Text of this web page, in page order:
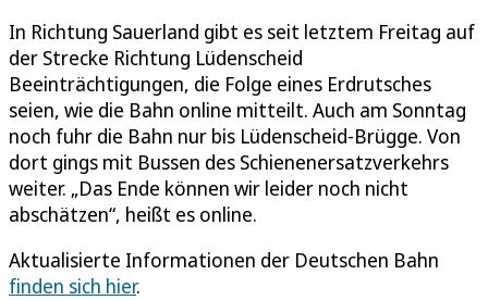
In Richtung Sauerland gibt es seit letztem Freitag auf
der Strecke Richtung Lüdenscheid
Beeinträchtigungen, die Folge eines Erdrutsches
seien, wie die Bahn online mitteilt. Auch am Sonntag
noch fuhr die Bahn nur bis Lüdenscheid-Brügge. Von
dort gings mit Bussen des Schienenersatzverkehrs
weiter. „Das Ende können wir leider noch nicht
abschätzen“, heißt es online.
Aktualisierte Informationen der Deutschen Bahn
finden sich hier.